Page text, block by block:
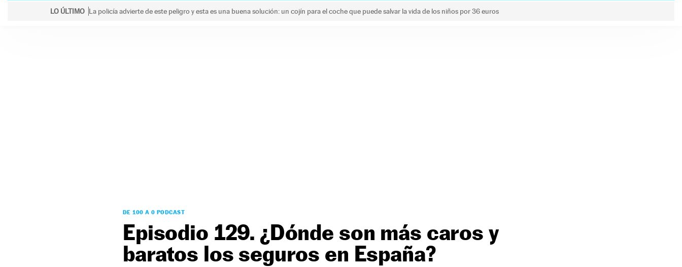
LO ÚLTIMO La policía advierte de este peligro y esta es una buena solución: un cojín para el coche que puede salvar la vida de los niños por 36 euros
DE 100 A 0 PODCAST
Episodio 129. ¿Dónde son más caros y
baratos los seguros en España?